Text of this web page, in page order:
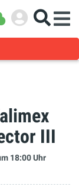
III
18:00 Uhr